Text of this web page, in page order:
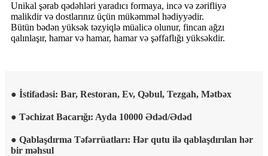
Unikal şərab qədəhləri yaradıcı formaya, incə və zərifliyə
malikdir və dostlarınız üçün mükəmməl hədiyyədir.
Bütün bədən yüksək təzyiqlə müalicə olunur, fincan ağzı
qalınlaşır, hamar və hamar, hamar və şəffaflığı yüksəkdir.
● İstifadəsi: Bar, Restoran, Ev, Qəbul, Tezgah, Mətbəx
● Təchizat Bacarığı: Ayda 10000 Ədəd/Ədəd
● Qablaşdırma Təfərrüatları: Hər qutu ilə qablaşdırılan hər
bir məhsul